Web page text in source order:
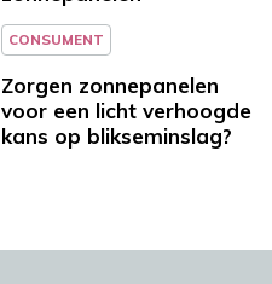
CONSUMENT
Zorgen zonnepanelen
voor een licht verhoogde
kans op blikseminslag?